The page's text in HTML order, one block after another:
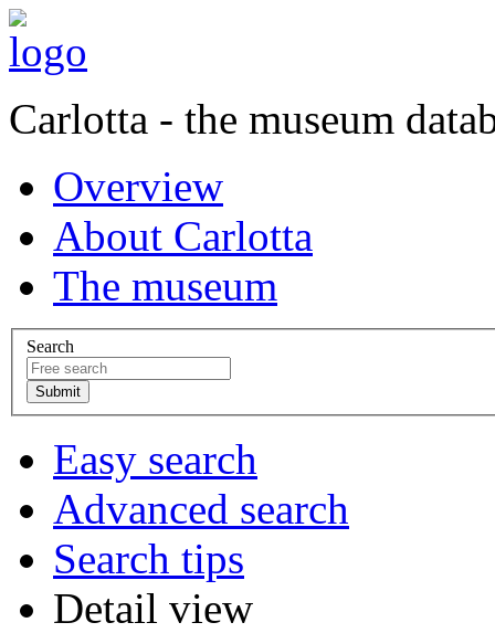
Carlotta - the museum
Overview
About Carlotta
The museum
Search
Easy search
Advanced search
Search tips
Detail view